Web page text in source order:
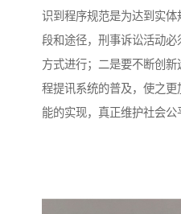
识到程序规范是为达到实
段和途径，刑事诉讼活动
方式进行；二是要不断创
程提讯系统的普及，使之更
能的实现，真正维护社会公